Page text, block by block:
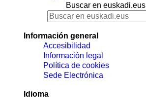
Buscar en euskadi.eus
Información general
Accesibilidad
Información legal
Política de cookies
Sede Electrónica
Idioma